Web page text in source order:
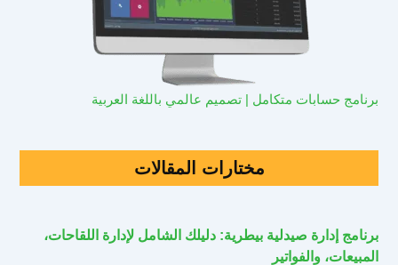
برنامج حسابات متكامل | تصميم عالمي باللغة العربية
مختارات المقالات
برنامج إدارة صيدلية بيطرية: دليلك الشامل لإدارة اللقاحات،
المبيعات، والفواتير